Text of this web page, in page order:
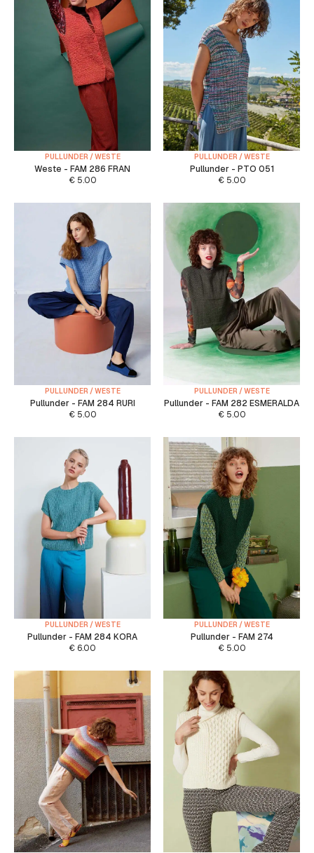
PULLUNDER / WESTE
Weste - FAM 286 FRAN
€5.00
PULLUNDER / WESTE
Pullunder - PTO 051
€5.00
PULLUNDER / WESTE
Pullunder - FAM 284 RURI
€5.00
PULLUNDER / WESTE
Pullunder - FAM 282 ESMERALDA
€5.00
PULLUNDER / WESTE
Pullunder - FAM 284 KORA
€ 6.00
PULLUNDER / WESTE
Pullunder - FAM 274
€5.00